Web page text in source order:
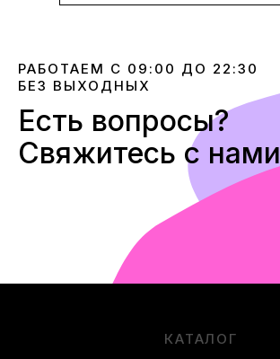
РАБОТАЕМ С 09:00 ДО 22:30
БЕЗ ВЫХОДНЫХ
Есть вопросы?
Свяжитесь с нами
КАТАЛОГ